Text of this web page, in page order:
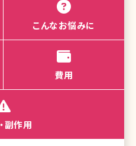
こんなお悩みに
費用
副作用